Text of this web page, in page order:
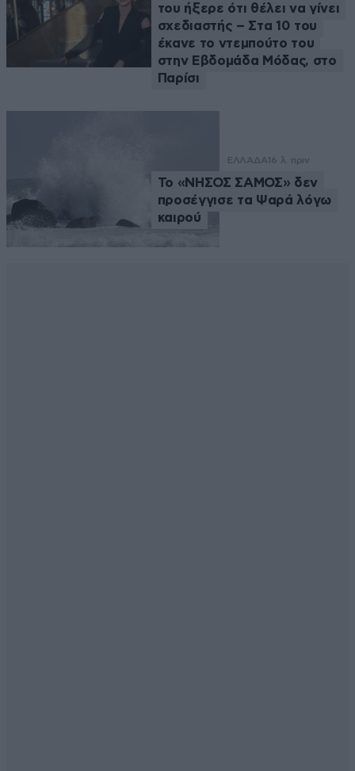
του ήξερε ότι θέλει να γίνει
σχεδιαστής – Στα 10 του
έκανε το ντεμπούτο του
στην Εβδομάδα Μόδας, στο
Παρίσι
ΕΛΛΑΔΑ 16 λ. πριν
Το «ΝΗΣΟΣ ΣΑΜΟΣ» δεν
προσέγγισε τα Ψαρά λόγω
καιρού